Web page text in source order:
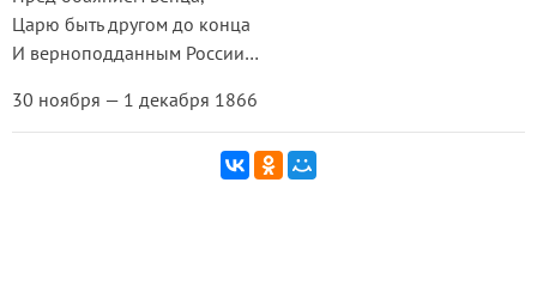
Царю быть другом до конца
И верноподданным России…
30 ноября — 1 декабря 1866